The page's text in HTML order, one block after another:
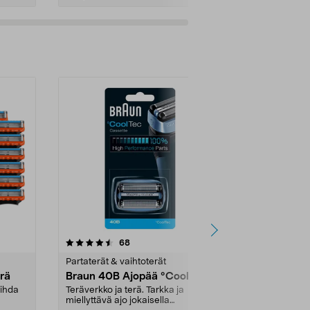
68arvostelut
Partaterät & vaihtoterät
Braun 40B Ajopää °CoolTec
Teräverkko ja terä. Tarkka ja
miellyttävä ajo jokaisella
4.5 viidestä